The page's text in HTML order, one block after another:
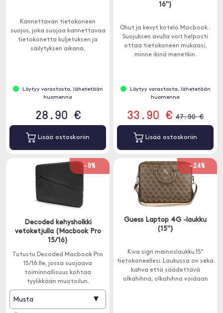
Kannettavan tietokoneen
suojus, joka suojaa kannettavaa
tietokonetta kuljetuksen ja
säilytyksen aikana.
Löytyy varastosta, lähetetään
huomenna
28.90 €
Lisää ostoskoriin
16")
Ohut ja kevyt kotelo Macbook .
Suojuksen avulla voit helposti
ottaa tietokoneen mukaasi,
minne ikinä menetkin.
Löytyy varastosta, lähetetään
huomenna
33.90 € 47.90 €
Lisää ostoskoriin
-9%
Decoded kehysholkki
vetoketjulla (Macbook Pro
15/16)
Tutustu Decoded Macbook Pro
15/16:lle, jossa suojaava
toiminnallisuus kohtaa
tyylikkään muotoilun.
Musta ▾
-24%
Guess Laptop 4G -laukku
(15")
Kiva sign mainoslaukku 15"
tietokoneellesi. Laukussa on sekä
kahva että säädettävä
olkahihna, olkahihna voidaan